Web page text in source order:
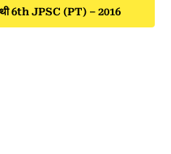
6th JPSC (PT) – 2016